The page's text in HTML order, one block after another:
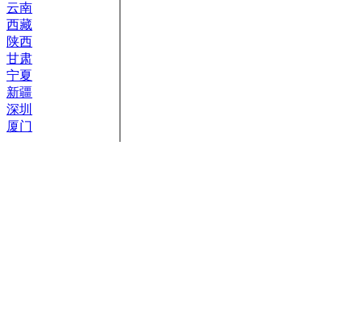
云南
西藏
陕西
甘肃
宁夏
新疆
深圳
厦门